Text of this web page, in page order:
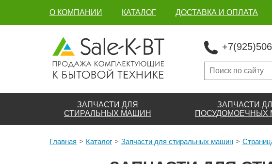
О КОМПАНИИ КАТАЛОГ ДОСТАВКА И ОПЛАТА
ЗАПЧАСТИ ДЛЯ
СТИРАЛЬНЫХ МАШИН
ЗАПЧАСТИ
ПОСУДОМОЕЧНЫХ
Главная Каталог Запчасти для стиральных машин